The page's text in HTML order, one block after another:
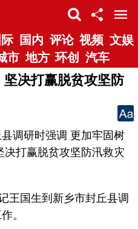
际 国内 评论 视频 文娱
市 地方 环创 汽车
决打赢脱贫攻坚防
调研时强调 更加牢固树
决打赢脱贫攻坚防汛救灾
国生到新乡市封丘县调
。